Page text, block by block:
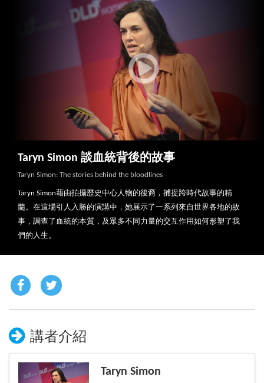
Taryn Simon 談血統背後的故事
Taryn Simon: The stories behind the bloodlines
Taryn Simon藉由拍攝歷史中心人物的後裔，捕捉跨時代故事的精
髓。在這場引人入勝的演講中，她展示了一系列來自世界各地的故
事，調查了血統的本質，及眾多不同力量的交互作用如何形塑了我
們的人生。
講者介紹
Taryn Simon